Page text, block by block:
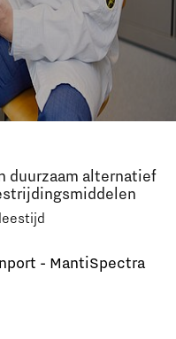
duurzaam alternatief
- MantiSpectra